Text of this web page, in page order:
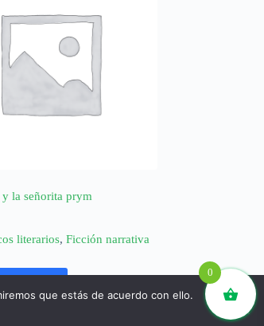
la señorita prym
literarios, Ficción narrativa
0
que estás de acuerdo con ello.